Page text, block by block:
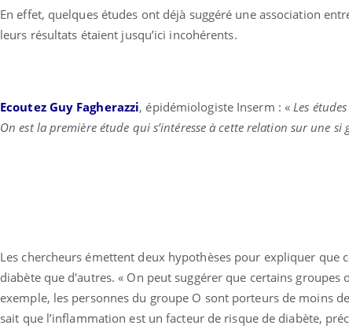
En effet, quelques études ont déjà suggéré une association
leurs résultats étaient jusqu’ici incohérents.
Ecoutez Guy Fagherazzi, épidémiologiste Inserm : « Les
On est la première étude qui s’intéresse à cette relation sur une
Les chercheurs émettent deux hypothèses pour expliquer que
diabète que d'autres. « On peut suggérer que certains
exemple, les personnes du groupe O sont porteurs de moins
sait que l’inflammation est un facteur de risque de diabète,